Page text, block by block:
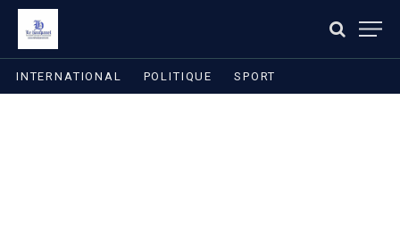
INTERNATIONAL POLITIQUE SPORT